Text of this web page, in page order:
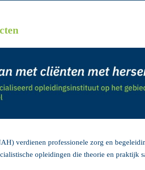
verdienen professionele zorg en
opleidingen die theorie en praktijk